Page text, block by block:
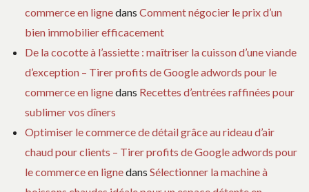
commerce en lignedans Comment négocier le prix d’un
bien immobilier efficacement
De la cocotte à l’assiette : maîtriser la cuisson d’une viande
d’exception – Tirer profits de Google adwords pour le
commerce en lignedans Recettes d’entrées raffinées pour
sublimer vos dîners
Optimiser le commerce de détail grâce au rideau d’air
chaud pour clients – Tirer profits de Google adwords pour
le commerce en lignedans Sélectionner la machine à